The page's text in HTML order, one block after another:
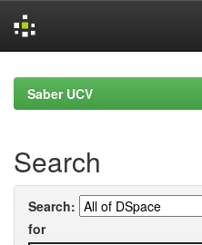
navigationSaber UCV
Search
Search:
for